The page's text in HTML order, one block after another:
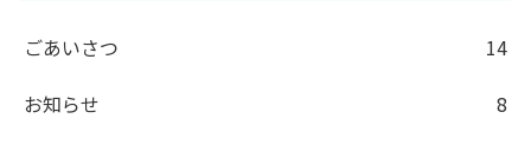
ごあいさつ
14
お知らせ
8